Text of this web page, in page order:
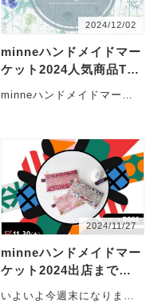
2024/12/02
minneハンドメイドマー
ケット2024人気商品TO
minneハンドメイドマーケ
ネハンドメ・・・
2024/11/27
minneハンドメイドマー
ケット2024出店まであ
と少し！
いよいよ今週末になりまし